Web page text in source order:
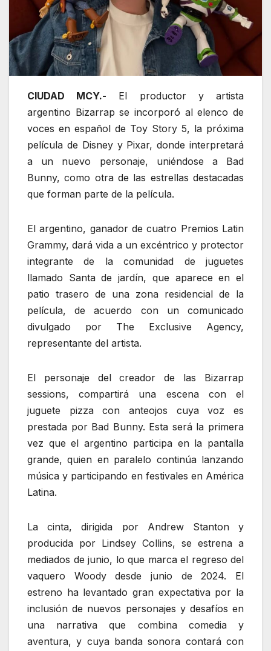
CIUDAD MCY.- El productor y artista
argentino Bizarrap se incorporó al elenco de
voces en español de Toy Story 5, la próxima
película de Disney y Pixar, donde interpretará
a un nuevo personaje, uniéndose a Bad
Bunny, como otra de las estrellas destacadas
que forman parte de la película.
El argentino, ganador de cuatro Premios Latin
Grammy, dará vida a un excéntrico y protector
integrante de la comunidad de juguetes
llamado Santa de jardín, que aparece en el
patio trasero de una zona residencial de la
película, de acuerdo con un comunicado
divulgado por The Exclusive Agency,
representante del artista.
El personaje del creador de las Bizarrap
sessions, compartirá una escena con el
juguete pizza con anteojos cuya voz es
prestada por Bad Bunny. Esta será la primera
vez que el argentino participa en la pantalla
grande, quien en paralelo continúa lanzando
música y participando en festivales en América
Latina.
La cinta, dirigida por Andrew Stanton y
producida por Lindsey Collins, se estrena a
mediados de junio, lo que marca el regreso del
vaquero Woody desde junio de 2024. El
estreno ha levantado gran expectativa por la
inclusión de nuevos personajes y desafíos en
una narrativa que combina comedia y
aventura, y cuya banda sonora contará con